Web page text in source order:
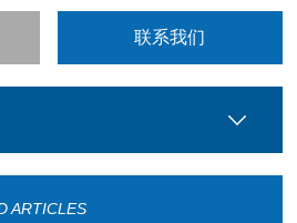
联系我们
ARTICLES